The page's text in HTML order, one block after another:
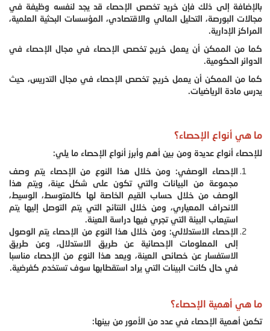
بالإضافة إلى ذلك فإن خريد تخصص الإحصاء قد يجد لنفسه وظيفة في
مجالات البورصة، التحليل المالي والاقتصادي، المؤسسات البحثية العلمية،
المراكز الإدارية.
كما من الممكن أن يعمل خريج تخصص الإحصاء في مجال الإحصاء في
الدوائر الحكومية.
كما من الممكن أن يعمل خريج تخصص الإحصاء في مجال التدريس، حيث
يدرس مادة الرياضيات.
ما هي أنواع الإحصاء؟
للإحصاء أنواع عديدة ومن بين أهم وأبرز أنواع الإحصاء ما يلي:
الإحصاء الوصفي: ومن خلال هذا النوع من الإحصاء يتم وصف
مجموعة من البيانات والتي تكون على شكل عينة، ويتم هذا
الوصف من خلال حساب القيم الخاصة لها كالمتوسط، الوسيط،
الانحراف المعياري، ومن خلال النتائج التي يتم التوصل إليها يتم
استيعاب البيئة التي تجري فيها دراسة العينة.
الإحصاء الاستدلالي: ومن خلال هذا النوع من الإحصاء يتم الوصول
إلى المعلومات الإحصائية عن طريق الاستدلال، وعن طريق
الاستفسار عن خصائص العينة، ويعد هذا النوع من الإحصاء مناسبا
في حال كانت البينات التي يراد استقطابها سوف تستخدم كفرضية.
ما هي أهمية الإحصاء؟
تكمن أهمية الإحصاء في عدد من الأمور من بينها: